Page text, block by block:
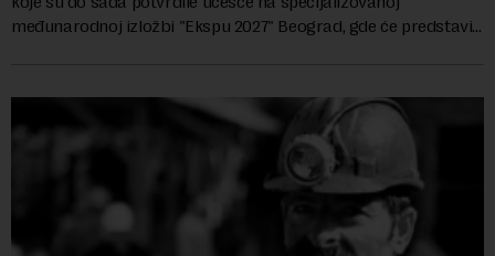
međunarodnoj izložbi "Ekspu 2027" Beograd, gde će predstaviti